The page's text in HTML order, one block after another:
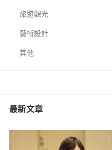
旅遊觀光
藝術設計
其他
最新文章